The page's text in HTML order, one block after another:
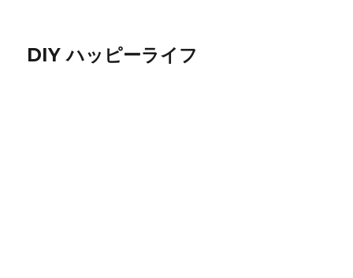
DIY ハッピーライフ